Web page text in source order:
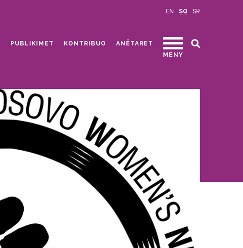
EN SQ SR
PUBLIKIMET KONTRIBUO
ANËTARET
MENY